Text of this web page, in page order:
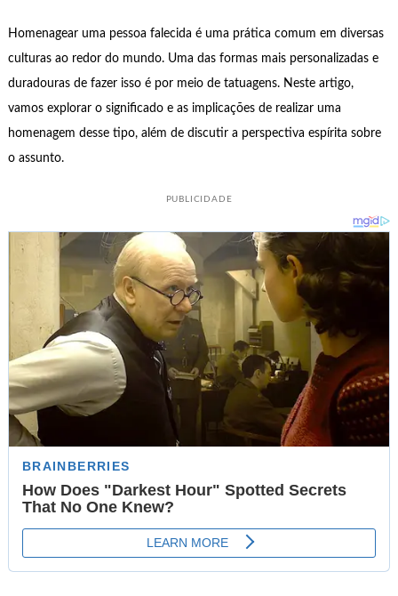
Homenagear uma pessoa falecida é uma prática comum em diversas
culturas ao redor do mundo. Uma das formas mais personalizadas e
duradouras de fazer isso é por meio de tatuagens. Neste artigo,
vamos explorar o significado e as implicações de realizar uma
homenagem desse tipo, além de discutir a perspectiva espírita sobre
o assunto.
PUBLICIDADE